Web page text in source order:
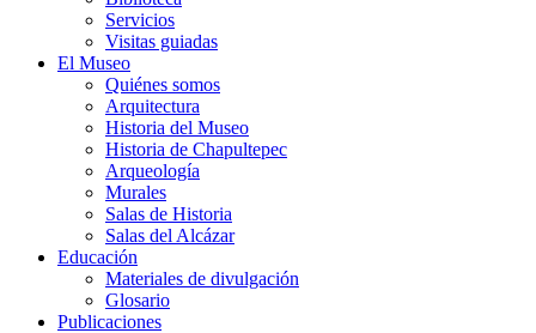
Servicios
Visitas guiadas
El Museo
Quiénes somos
Arquitectura
Historia del Museo
Historia de Chapultepec
Arqueología
Murales
Salas de Historia
Salas del Alcázar
Educación
Materiales de divulgación
Glosario
Publicaciones